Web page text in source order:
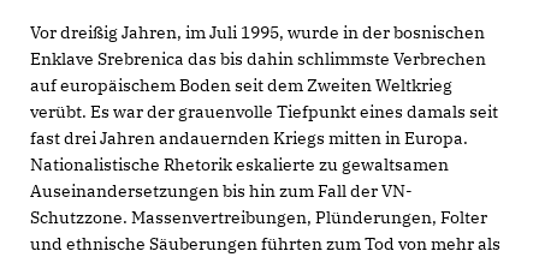
Vor dreißig Jahren, im Juli 1995, wurde in der bosnischen
Enklave Srebrenica das bis dahin schlimmste Verbrechen
auf europäischem Boden seit dem Zweiten Weltkrieg
verübt. Es war der grauenvolle Tiefpunkt eines damals seit
fast drei Jahren andauernden Kriegs mitten in Europa.
Nationalistische Rhetorik eskalierte zu gewaltsamen
Auseinandersetzungen bis hin zum Fall der VN-
Schutzzone. Massenvertreibungen, Plünderungen, Folter
und ethnische Säuberungen führten zum Tod von mehr als